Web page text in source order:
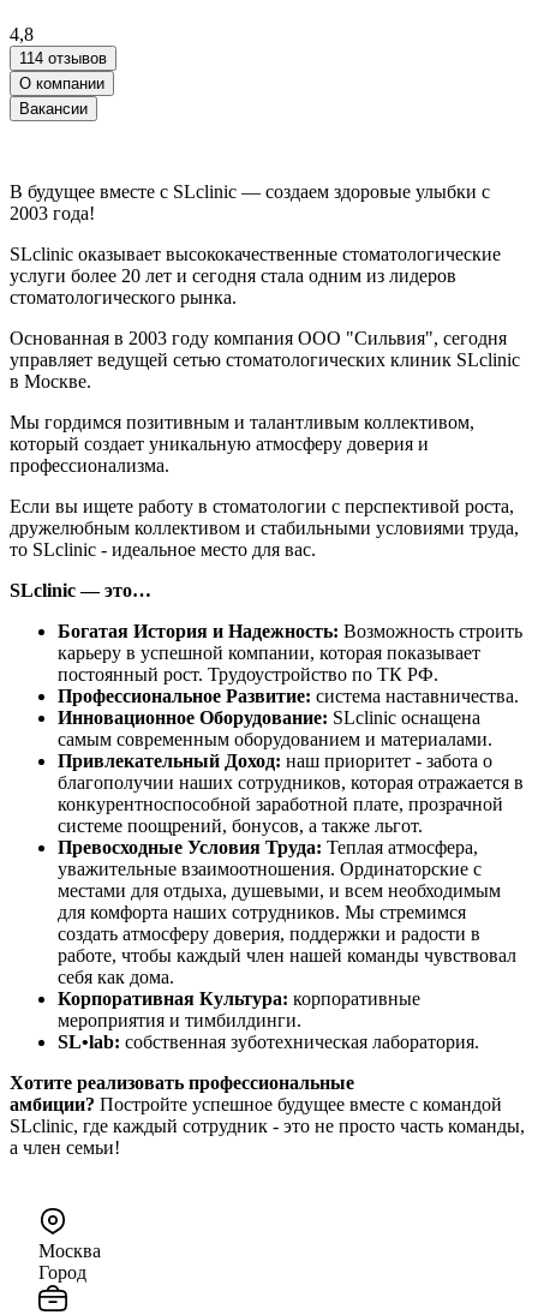
4,8
114 отзывов
О компании
Вакансии
В будущее вместе с SLclinic — создаем здоровые улыбки с
2003 года!
SLclinic оказывает высококачественные стоматологические
услуги более 20 лет и сегодня стала одним из лидеров
стоматологического рынка.
Основанная в 2003 году компания ООО "Сильвия", сегодня
управляет ведущей сетью стоматологических клиник SLclinic
в Москве.
Мы гордимся позитивным и талантливым коллективом,
который создает уникальную атмосферу доверия и
профессионализма.
Если вы ищете работу в стоматологии с перспективой роста,
дружелюбным коллективом и стабильными условиями труда,
то SLclinic - идеальное место для вас.
SLclinic — это…
Богатая История и Надежность: Возможность строить
карьеру в успешной компании, которая показывает
постоянный рост. Трудоустройство по ТК РФ.
Профессиональное Развитие: система наставничества.
Инновационное Оборудование: SLclinic оснащена
самым современным оборудованием и материалами.
Привлекательный Доход: наш приоритет - забота о
благополучии наших сотрудников, которая отражается в
конкурентноспособной заработной плате, прозрачной
системе поощрений, бонусов, а также льгот.
Превосходные Условия Труда: Теплая атмосфера,
уважительные взаимоотношения. Ординаторские с
местами для отдыха, душевыми, и всем необходимым
для комфорта наших сотрудников. Мы стремимся
создать атмосферу доверия, поддержки и радости в
работе, чтобы каждый член нашей команды чувствовал
себя как дома.
Корпоративная Культура: корпоративные
мероприятия и тимбилдинги.
SL•lab: собственная зуботехническая лаборатория.
Хотите реализовать профессиональные
амбиции? Постройте успешное будущее вместе с командой
SLclinic, где каждый сотрудник - это не просто часть команды,
а член семьи!
Москва
Город